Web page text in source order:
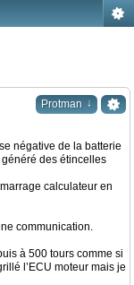
Protman ↓
négative de la batterie
généré des étincelles
calculateur en
communication.
à 500 tours comme si
l’ECU moteur mais je